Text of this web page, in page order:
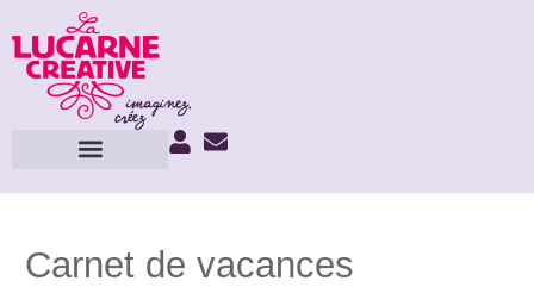
Carnet de vacances